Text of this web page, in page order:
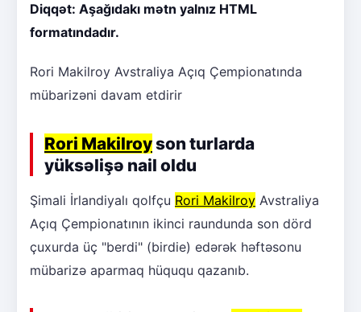
Diqqət: Aşağıdakı mətn yalnız HTML
formatındadır.
Rori Makilroy Avstraliya Açıq Çempionatında
mübarizəni davam etdirir
Rori Makilroyson turlarda
yüksəlişə nail oldu
Şimali İrlandiyalı qolfçu Rori Makilroy Avstraliya
Açıq Çempionatının ikinci raundunda son dörd
çuxurda üç "berdi" (birdie) edərək həftəsonu
mübarizə aparmaq hüququ qazanıb.